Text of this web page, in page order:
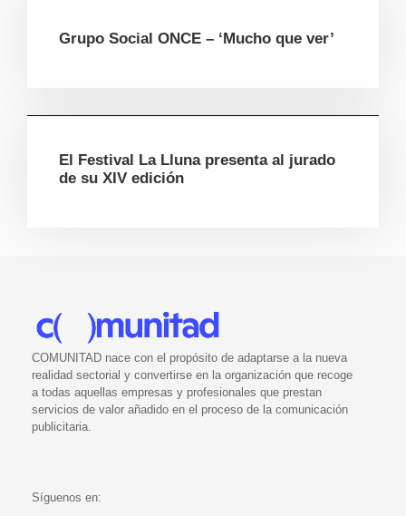
Grupo Social ONCE – ‘Mucho que ver’
El Festival La Lluna presenta al jurado
de su XIV edición
COMUNITAD nace con el propósito de adaptarse a la nueva
realidad sectorial y convertirse en la organización que recoge
a todas aquellas empresas y profesionales que prestan
servicios de valor añadido en el proceso de la comunicación
publicitaria.
Síguenos en: